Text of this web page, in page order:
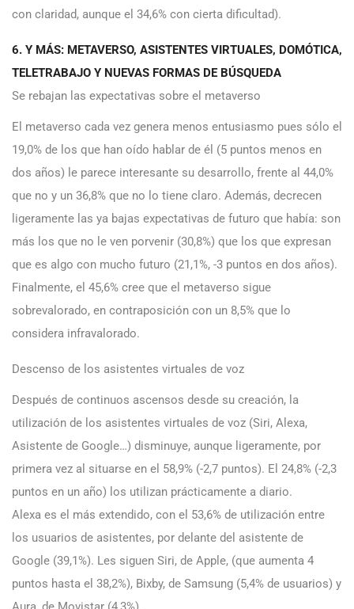
con claridad, aunque el 34,6% con cierta dificultad).
6. Y MÁS: METAVERSO, ASISTENTES VIRTUALES, DOMÓTICA,
TELETRABAJO Y NUEVAS FORMAS DE BÚSQUEDA
Se rebajan las expectativas sobre el metaverso
El metaverso cada vez genera menos entusiasmo pues sólo el
19,0% de los que han oído hablar de él (5 puntos menos en
dos años) le parece interesante su desarrollo, frente al 44,0%
que no y un 36,8% que no lo tiene claro. Además, decrecen
ligeramente las ya bajas expectativas de futuro que había: son
más los que no le ven porvenir (30,8%) que los que expresan
que es algo con mucho futuro (21,1%, -3 puntos en dos años).
Finalmente, el 45,6% cree que el metaverso sigue
sobrevalorado, en contraposición con un 8,5% que lo
considera infravalorado.
Descenso de los asistentes virtuales de voz
Después de continuos ascensos desde su creación, la
utilización de los asistentes virtuales de voz (Siri, Alexa,
Asistente de Google…) disminuye, aunque ligeramente, por
primera vez al situarse en el 58,9% (-2,7 puntos). El 24,8% (-2,3
puntos en un año) los utilizan prácticamente a diario.
Alexa es el más extendido, con el 53,6% de utilización entre
los usuarios de asistentes, por delante del asistente de
Google (39,1%). Les siguen Siri, de Apple, (que aumenta 4
puntos hasta el 38,2%), Bixby, de Samsung (5,4% de usuarios) y